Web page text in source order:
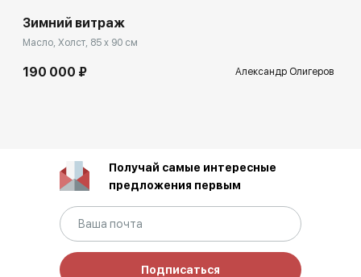
Зимний витраж
Масло, Холст, 85 x 90 см
190 000 ₽ Александр Олигеров
Получай самые интересные
предложения первым
Подписаться